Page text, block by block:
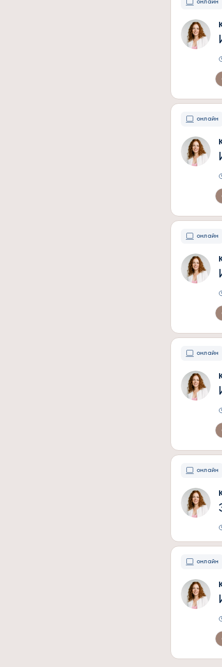
онлайн
онлайн
онлайн
онлайн
онлайн
онлайн